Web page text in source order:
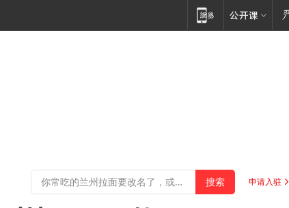
申请入驻